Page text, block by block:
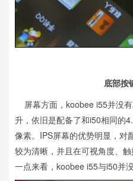
底部按
屏幕方面，koobee i55并没
升，依旧是配备了和i50相同的
像素。IPS屏幕的优势明显，对
较为清晰，并且在可视角度、
一点来看，koobee i55与i50并没